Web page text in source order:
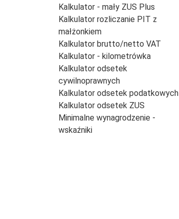
Kalkulator - mały ZUS Plus
Kalkulator rozliczanie PIT z
małżonkiem
Kalkulator brutto/netto VAT
Kalkulator - kilometrówka
Kalkulator odsetek
cywilnoprawnych
Kalkulator odsetek podatkowych
Kalkulator odsetek ZUS
Minimalne wynagrodzenie -
wskaźniki